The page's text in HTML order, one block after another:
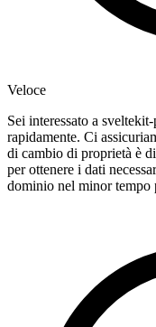
Veloce
Sei interessato a
rapidamente. Ci
di cambio di proprietà è
per ottenere i dati
dominio nel minor tempo